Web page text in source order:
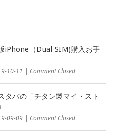
iPhone（Dual SIM)購入お手
10-11 | Comment Closed
タバの「チタン製マイ・スト
09-09 | Comment Closed